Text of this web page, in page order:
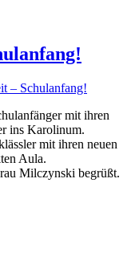
– Schulanfang!
mit ihren
ins Karolinum.
mit ihren neuen
Aula.
Milczynski begrüßt.